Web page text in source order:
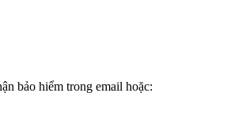
bảo hiểm trong email hoặc: